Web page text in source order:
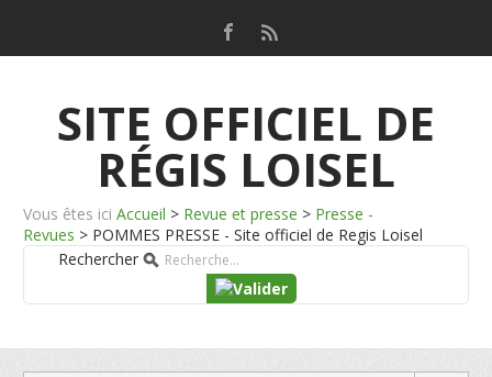
SITE OFFICIEL DE
RÉGIS LOISEL
Vous êtes ici Accueil > Revue et presse > Presse -
Revues > POMMES PRESSE - Site officiel de Regis Loisel
Rechercher